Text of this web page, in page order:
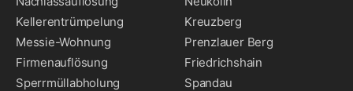
Kellerentrümpelung
Messie-Wohnung
Firmenauflösung
Sperrmüllabholung
Kreuzberg
Prenzlauer Berg
Friedrichshain
Spandau